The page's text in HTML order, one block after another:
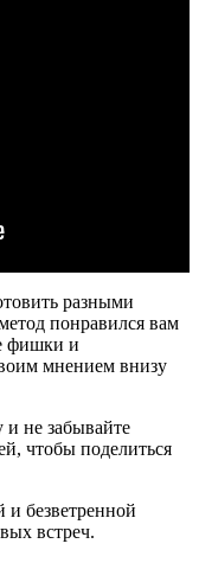
разными
понравился вам
фишки и
мнением внизу
не забывайте
чтобы поделиться
безветренной
встреч.